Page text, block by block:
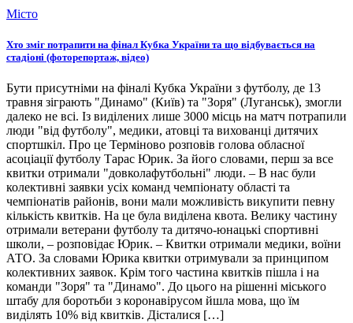
Місто
Хто зміг потрапити на фінал Кубка України та що відбувається на
стадіоні (фоторепортаж, відео)
Бути присутніми на фіналі Кубка України з футболу, де 13
травня зіграють "Динамо" (Київ) та "Зоря" (Луганськ), змогли
далеко не всі. Із виділених лише 3000 місць на матч потрапили
люди "від футболу", медики, атовці та вихованці дитячих
спортшкіл. Про це Терміново розповів голова обласної
асоціації футболу Тарас Юрик. За його словами, перш за все
квитки отримали "довколафутбольні" люди. – В нас були
колективні заявки усіх команд чемпіонату області та
чемпіонатів районів, вони мали можливість викупити певну
кількість квитків. На це була виділена квота. Велику частину
отримали ветерани футболу та дитячо-юнацькі спортивні
школи, – розповідає Юрик. – Квитки отримали медики, воїни
АТО. За словами Юрика квитки отримували за принципом
колективних заявок. Крім того частина квитків пішла і на
команди "Зоря" та "Динамо". До цього на рішенні міського
штабу для боротьби з коронавірусом йшла мова, що їм
виділять 10% від квитків. Дісталися […]